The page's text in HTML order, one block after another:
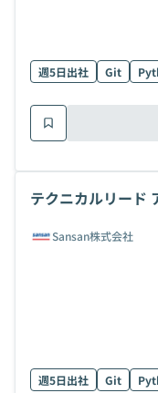
週5日出社 Git
テクニカルリード
Sansan株式会社
週5日出社 Git